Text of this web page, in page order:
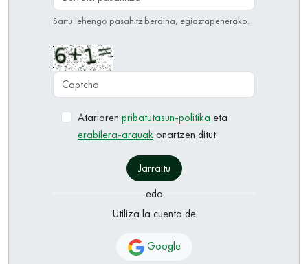
Sartu lehengo pasahitz berdina, egiaztapenerako.
Captcha
Atariaren pribatutasun-politika eta
erabilera-arauakonartzen ditut
Jarraitu
edo
Utiliza la cuenta de
Google